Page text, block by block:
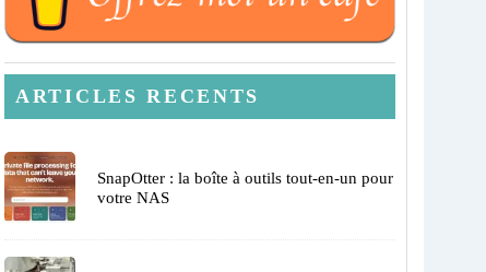
ARTICLES RECENTS
SnapOtter : la boîte à outils tout-en-un pour
votre NAS